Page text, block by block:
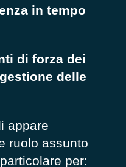
in tempo
di forza dei
delle
appare
ruolo assunto
per: